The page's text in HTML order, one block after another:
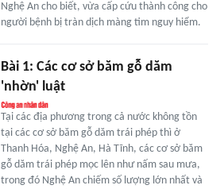
Nghệ An cho biết, vừa cấp cứu thành công cho
người bệnh bị tràn dịch màng tim nguy hiểm.
Bài 1: Các cơ sở băm gỗ dăm
'nhờn' luật
Tại các địa phương trong cả nước không tồn
tại các cơ sở băm gỗ dăm trái phép thì ở
Thanh Hóa, Nghệ An, Hà Tĩnh, các cơ sở băm
gỗ dăm trái phép mọc lên như nấm sau mưa,
trong đó Nghệ An chiếm số lượng lớn nhất và